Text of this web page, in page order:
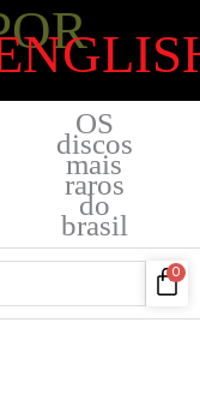
OS
discos
mais
raros
do
brasil
0